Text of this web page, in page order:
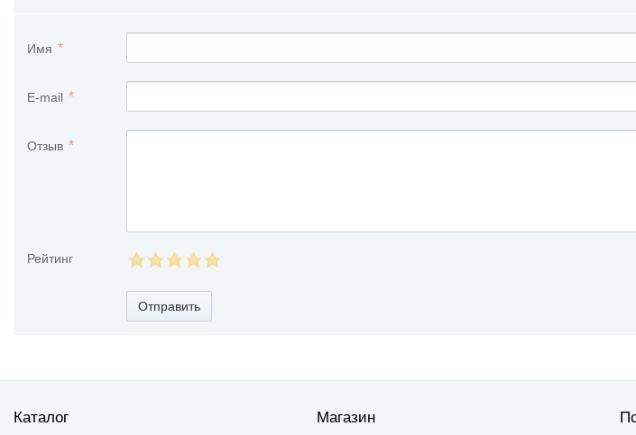
Имя
E-mail
Отзыв
Рейтинг
Отправить
Каталог Магазин